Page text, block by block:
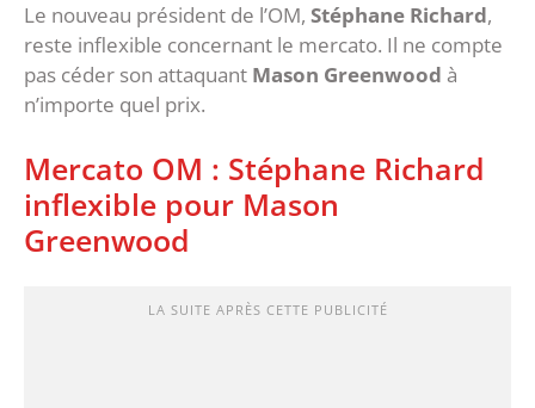
Le nouveau président de l’OM, Stéphane Richard,
reste inflexible concernant le mercato. Il ne compte
pas céder son attaquant Mason Greenwood à
n’importe quel prix.
Mercato OM : Stéphane Richard
inflexible pour Mason
Greenwood
LA SUITE APRÈS CETTE PUBLICITÉ